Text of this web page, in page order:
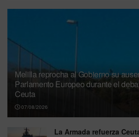
Melilla reprocha al Gobierno su
Parlamento Europeo durante el
Ceuta
07/08/2026
La Armada refuerza